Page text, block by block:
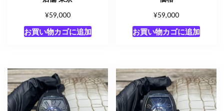
¥59,000
お買い物カゴに追加
¥59,000
お買い物カゴに追加